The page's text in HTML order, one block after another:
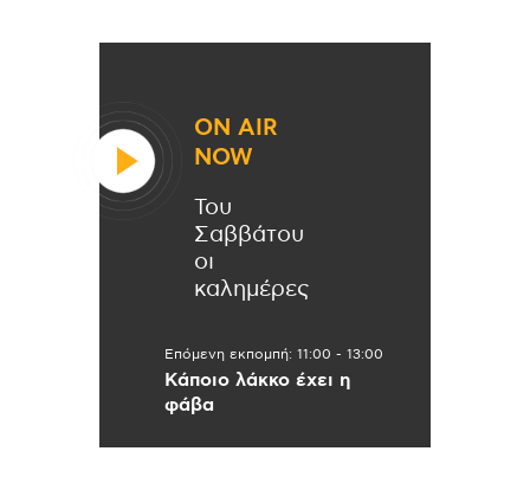
ON AIR
NOW
Του
Σαββάτου
οι
καλημέρες
Επόμενη εκπομπή: 11:00 - 13:00
Κάποιο λάκκο έχει η
φάβα